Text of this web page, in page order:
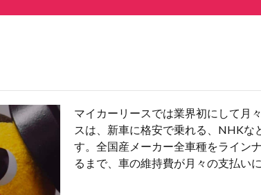
マイカーリースでは業界初にして月
スは、新車に格安で乗れる、NHKな
す。全国産メーカー全車種をライン
るまで、車の維持費が月々の支払い